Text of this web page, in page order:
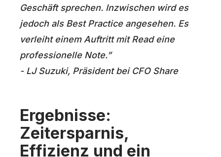
Geschäft sprechen. Inzwischen wird es
jedoch als Best Practice angesehen. Es
verleiht einem Auftritt mit Read eine
professionelle Note.”
- LJ Suzuki, Präsident bei CFO Share
Ergebnisse:
Zeitersparnis,
Effizienz und ein